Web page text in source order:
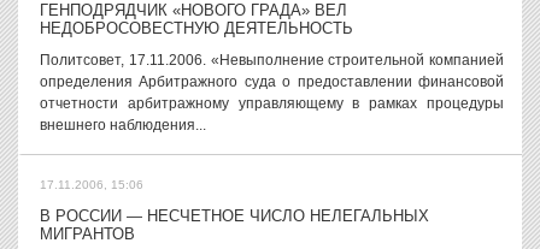
ГЕНПОДРЯДЧИК «НОВОГО ГРАДА» ВЕЛ
НЕДОБРОСОВЕСТНУЮ ДЕЯТЕЛЬНОСТЬ
Политсовет, 17.11.2006. «Невыполнение строительной компанией
определения Арбитражного суда о предоставлении финансовой
отчетности арбитражному управляющему в рамках процедуры
внешнего наблюдения...
17.11.2006, 15:06
В РОССИИ — НЕСЧЕТНОЕ ЧИСЛО НЕЛЕГАЛЬНЫХ
МИГРАНТОВ